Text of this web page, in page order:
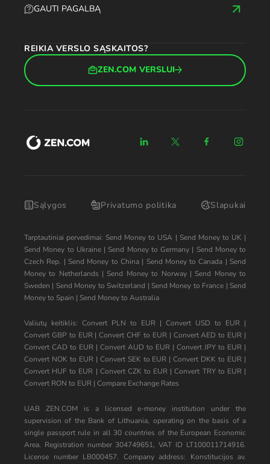
GAUTI PAGALBĄ
REIKIA VERSLO SĄSKAITOS?
ZEN.COM VERSLUI
Sąlygos Privatumo politika Slapukai
Tarptautiniai pervedimai: Send Money to USA | Send Money to UK |
Send Money to Ukraine| Send Money to Germany | Send Money to
Czech Rep. | Send Money to China| Send Money to Canada | Send
Money to Netherlands | Send Money to Norway| Send Money to
Sweden | Send Money to Switzerland | Send Money to France | Send
Money to Spain | Send Money to Australia
Valiutų keitiklis: Convert PLN to EUR | Convert USD to EUR |
Convert GBP to EUR|Convert CHF to EUR| Convert AED to EUR |
Convert CAD to EUR | Convert AUD to EUR | Convert JPY to EUR |
Convert NOK to EUR| Convert SEK to EUR |Convert DKK to EUR |
Convert HUF to EUR | Convert CZK to EUR |Convert TRY to EUR|
Convert RON to EUR | Compare Exchange Rates
UAB ZEN.COM is a licensed e-money institution under the
supervision of the Bank of Lithuania, operating on the basis of a
single passport rule in all 30 countries of the European Economic
Area. Registration number 304749651, VAT ID LT100011714916.
License number LB000457. Company address: Konstitucijos av.